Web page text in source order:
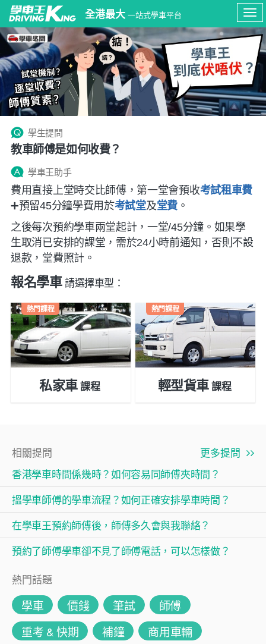
全港最大 一站式學車平台
學生提問
教車師傅是如何收費？
學車王助手
費用直接上堂時交比師傅，第一堂會預收考試租車費
➕預留45分鐘學費用於考試堂及堂費。
之後每次預約學車兩堂起計，一堂/45分鐘。如果學
生取消已安排的課堂，需於24小時前通知，否則不設
退款，堂費照計。
報名學車請選擇車型：
熱門課程
私家車課程
熱門課程
輕型貨車課程
相關提問
更多提問
香港學車時間係幾時？如何容易同師傅夾時間？
搵學車師傅的學車流程？如何正確安排學車時間？
在學車王預約師傅後，師傅多久會與我聯絡？
預約了師傅學車卻不見了師傅電話，可以怎樣做？
熱門話題
學車 價錢 筆試
師傅
重考 & 快期
補鐘
商用車輛